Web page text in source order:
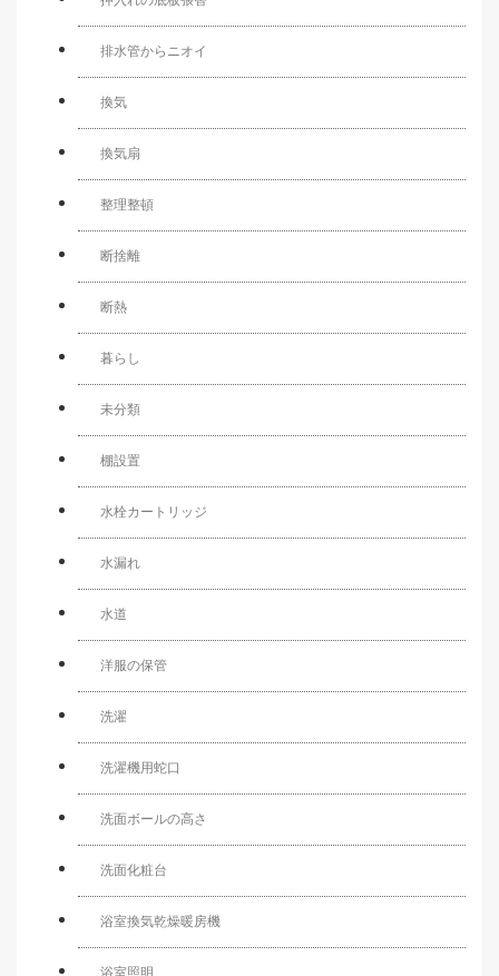
排水管からニオイ
換気
換気扇
整理整頓
断捨離
断熱
暮らし
未分類
棚設置
水栓カートリッジ
水漏れ
水道
洋服の保管
洗濯
洗濯機用蛇口
洗面ボールの高さ
洗面化粧台
浴室換気乾燥暖房機
浴室照明